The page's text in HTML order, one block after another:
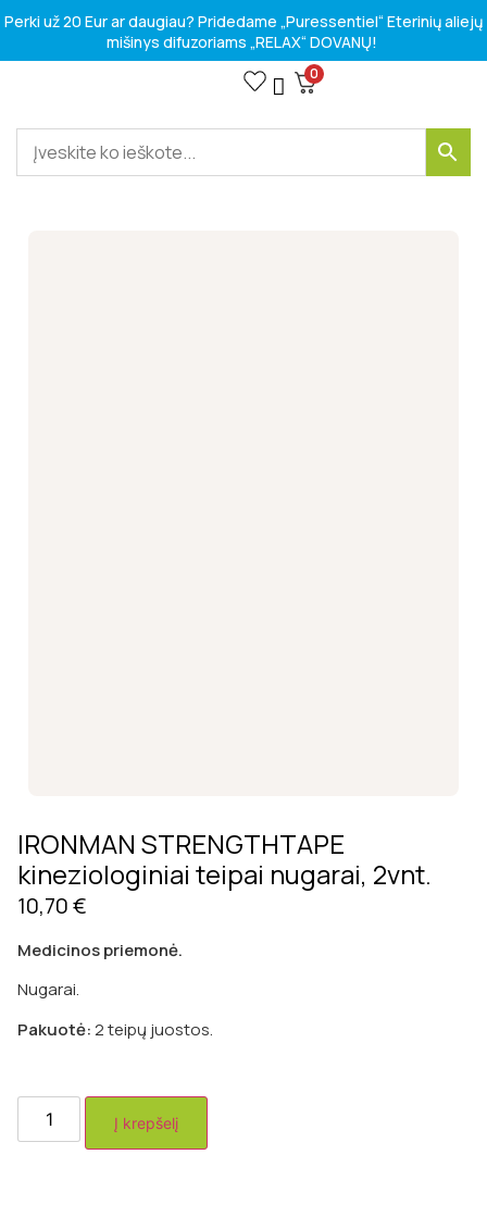
Perki už 20 Eur ar daugiau? Pridedame „Puressentiel“ Eterinių aliejų
mišinys difuzoriams „RELAX“ DOVANŲ!
0
IRONMAN STRENGTHTAPE
kineziologiniai teipai nugarai, 2vnt.
10,70€
Medicinos priemonė.
Nugarai.
Pakuotė:2 teipų juostos.
Į krepšelį